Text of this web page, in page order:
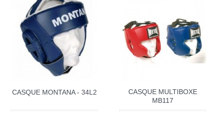
CASQUE MONTANA - 34L2
CASQUE MULTIBOXE
MB117